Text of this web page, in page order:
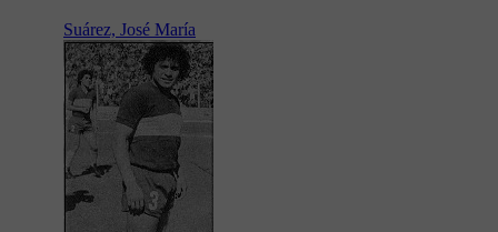
Suárez, José María